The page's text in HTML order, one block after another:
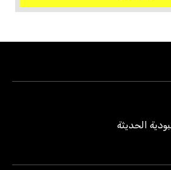
الحديثة